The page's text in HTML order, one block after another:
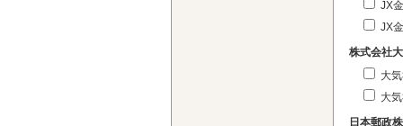
JX
JX
株式会社
大
大
日本郵政